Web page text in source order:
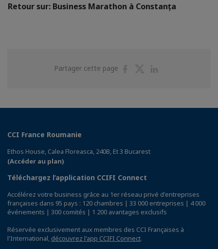
Retour sur: Business Marathon à Constanța
Partager cette page
PartagerPartager
CCI France Roumanie
Ethos House, Calea Floreasca, 240B, Et 3 Bucarest
(Accéder au plan)
Téléchargez l’application CCIFI Connect
Accélérez votre business grâce au 1er réseau privé d'entreprises
françaises dans 95 pays : 120 chambres | 33 000 entreprises | 4 000
événements | 300 comités | 1 200 avantages exclusifs
Réservée exclusivement aux membres des CCI Françaises à
l'International, découvrez l'app CCIFI Connect.